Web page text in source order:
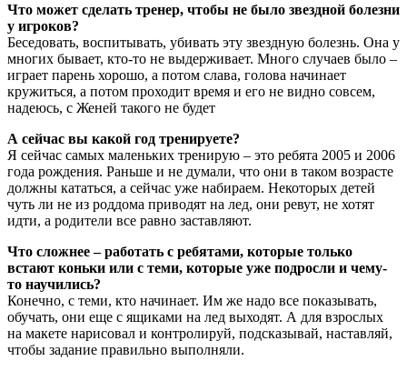
Что может сделать тренер, чтобы не было звездной болезни
у игроков?
Беседовать, воспитывать, убивать эту звездную болезнь. Она у
многих бывает, кто-то не выдерживает. Много случаев было –
играет парень хорошо, а потом слава, голова начинает
кружиться, а потом проходит время и его не видно совсем,
надеюсь, с Женей такого не будет
А сейчас вы какой год тренируете?
Я сейчас самых маленьких тренирую – это ребята 2005 и 2006
года рождения. Раньше и не думали, что они в таком возрасте
должны кататься, а сейчас уже набираем. Некоторых детей
чуть ли не из роддома приводят на лед, они ревут, не хотят
идти, а родители все равно заставляют.
Что сложнее – работать с ребятами, которые только
встают коньки или с теми, которые уже подросли и чему-
то научились?
Конечно, с теми, кто начинает. Им же надо все показывать,
обучать, они еще с ящиками на лед выходят. А для взрослых
на макете нарисовал и контролируй, подсказывай, наставляй,
чтобы задание правильно выполняли.